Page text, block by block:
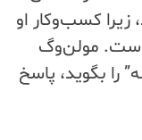
زیرا کسب‌وکار او
است. مولن‌وگ
را بگوید، پاسخ